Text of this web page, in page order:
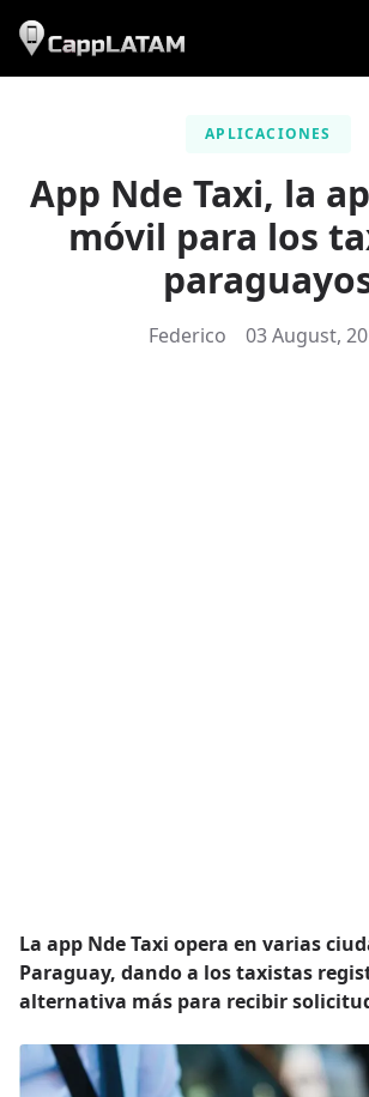
APLICACIONES
App Nde Taxi, la
móvil para los
Federico 03 August,
La app Nde Taxi opera en varias
Paraguay, dando a los taxistas
alternativa más para recibir